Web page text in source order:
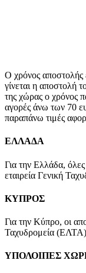
Ο χρόνος αποστολής
γίνεται η αποστολή
της χώρας ο χρόνος
αγορές άνω των 70
παραπάνω τιμές
ΕΛΛΑΔΑ
Για την Ελλάδα,
εταιρεία Γενική
ΚΥΠΡΟΣ
Για την Κύπρο, οι
Ταχυδρομεία (ΕΛΤΑ)
ΥΠΟΛΟΙΠΕΣ